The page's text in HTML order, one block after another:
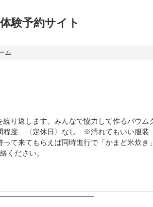
験予約サイト
ム
り返します。みんなで協力して作るバウ
程度 〈定休日〉なし ※汚れてもいい服装
て来てもらえば同時進行で「かまど米炊き
ください。